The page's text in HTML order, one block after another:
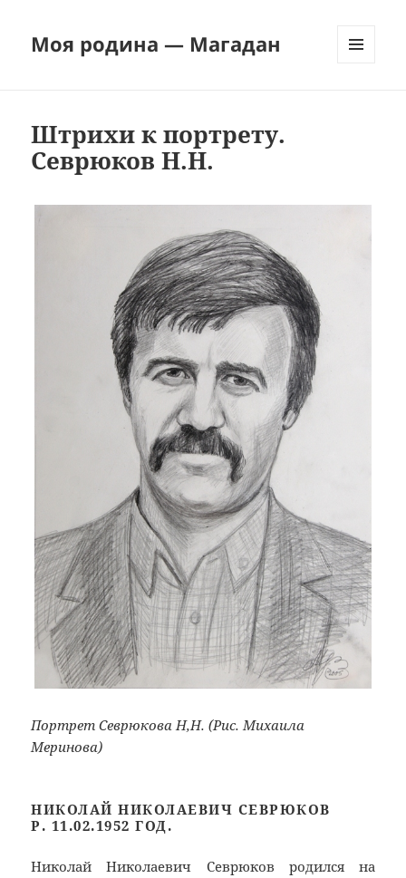
Моя родина — Магадан
Штрихи к портрету.
Севрюков Н.Н.
Портрет Севрюкова Н,Н. (Рис. Михаила
Меринова)
НИКОЛАЙ НИКОЛАЕВИЧ СЕВРЮКОВ
Р. 11.02.1952 ГОД.
Николай Николаевич Севрюков родился на